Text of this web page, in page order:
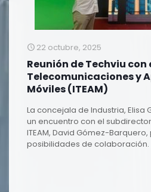
22 octubre, 2025
Reunión de Techviu
Telecomunicaciones y
Móviles (ITEAM)
La concejala de Industria, Elisa
un encuentro con el
ITEAM, David Gómez-
posibilidades de colaboración.